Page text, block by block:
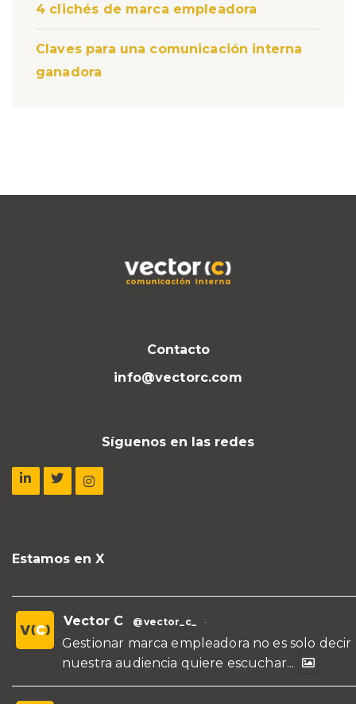
4 clichés de marca empleadora
Claves para una comunicación interna
ganadora
Contacto
info@vectorc.com
Síguenos en las redes
Estamos en X
Vector C @vector_c_ ·
Gestionar marca empleadora no es solo
nuestra audiencia quiere escuchar...